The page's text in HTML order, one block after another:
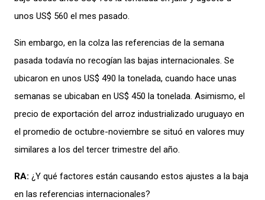
unos US$ 560 el mes pasado.
Sin embargo, en la colza las referencias de la semana
pasada todavía no recogían las bajas internacionales. Se
ubicaron en unos US$ 490 la tonelada, cuando hace unas
semanas se ubicaban en US$ 450 la tonelada. Asimismo, el
precio de exportación del arroz industrializado uruguayo en
el promedio de octubre-noviembre se situó en valores muy
similares a los del tercer trimestre del año.
RA: ¿Y qué factores están causando estos ajustes a la baja
en las referencias internacionales?